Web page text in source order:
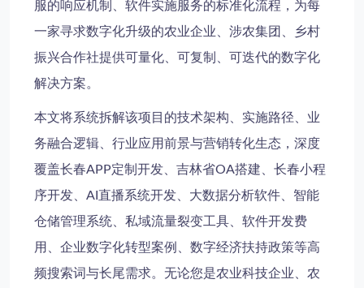
服的响应机制、软件实施服务的标准化流程，为每
一家寻求数字化升级的农业企业、涉农集团、乡村
振兴合作社提供可量化、可复制、可迭代的数字化
解决方案。
本文将系统拆解该项目的技术架构、实施路径、业
务融合逻辑、行业应用前景与营销转化生态，深度
覆盖长春APP定制开发、吉林省OA搭建、长春小程
序开发、AI直播系统开发、大数据分析软件、智能
仓储管理系统、私域流量裂变工具、软件开发费
用、企业数字化转型案例、数字经济扶持政策等高
频搜索词与长尾需求。无论您是农业科技企业、农